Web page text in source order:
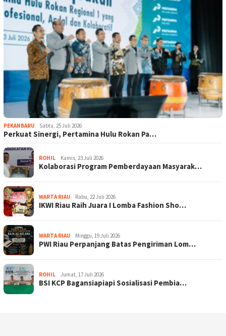
PEKANBARU Sabtu, 25 Juli 2026
Perkuat Sinergi, Pertamina Hulu Rokan Pa…
ROHIL Kamis, 23 Juli 2026
Kolaborasi Program Pemberdayaan Masyarak…
WARTA RIAU Rabu, 22 Juli 2026
IKWI Riau Raih Juara I Lomba Fashion Sho…
WARTA RIAU Minggu, 19 Juli 2026
PWI Riau Perpanjang Batas Pengiriman Lom…
ROHIL Jumat, 17 Juli 2026
BSI KCP Bagansiapiapi Sosialisasi Pembia…